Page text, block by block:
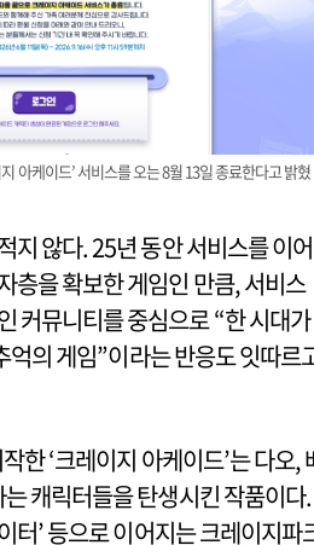
아케이드’ 서비스를 오는 8월 13일 종료한다고 밝혔
지 않다. 25년 동안 서비스를 이어
층을 확보한 게임인 만큼, 서비스
커뮤니티를 중심으로 “한 시대가
억의 게임”이라는 반응도 잇따르
한 ‘크레이지 아케이드’는 다오,
캐릭터들을 탄생시킨 작품이다.
터’ 등으로 이어지는 크레이지파